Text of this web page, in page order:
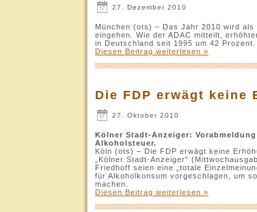
27. Dezember 2010
München (ots) – Das Jahr 2010 wird
eingehen. Wie der ADAC mitteilt,
in Deutschland seit 1995 um 42 Prozent.
Diesen Beitrag weiterlesen »
Die FDP erwägt keine
27. Oktober 2010
Kölner Stadt-Anzeiger:
Alkoholsteuer.
Köln (ots) – Die FDP erwägt keine
„Kölner Stadt-Anzeiger“
Friedhoff seien eine „totale
für Alkoholkonsum vorgeschlagen, um
machen.
Diesen Beitrag weiterlesen »